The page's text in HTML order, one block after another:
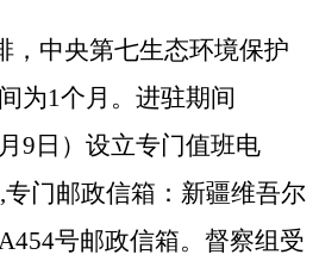
，中央第七生态环境保护
为1个月。进驻期间
9日 ） 设立专门值班电
专门邮政信箱：新疆维吾尔
号邮政信箱。督察组受